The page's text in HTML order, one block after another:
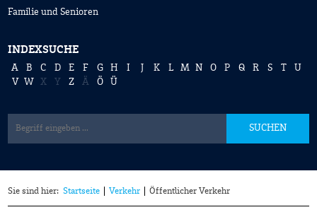
Familie und Senioren
INDEXSUCHE
A B C D E F G H I K L M N O P Q R S T
U
V
W X Y Z Ä Ö Ü
SUCHEN
Sie sind hier: Startseite Verkehr Öffentlicher Verkehr